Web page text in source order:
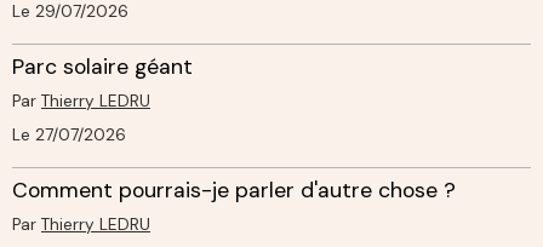
Le 29/07/2026
Parc solaire géant
Par Thierry LEDRU
Le 27/07/2026
Comment pourrais-je parler d'autre chose ?
Par Thierry LEDRU